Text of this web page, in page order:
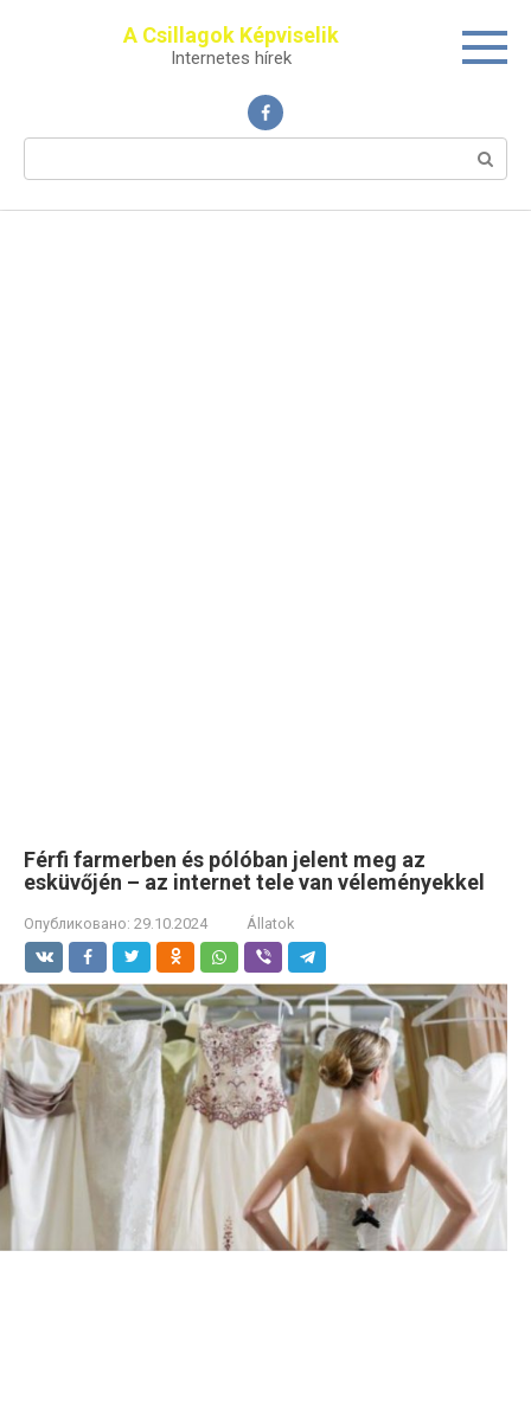
A Csillagok Képviselik
Internetes hírek
Поиск:
Férfi farmerben és pólóban jelent meg az
esküvőjén – az internet tele van véleményekkel
Опубликовано: 29.10.2024 Állatok